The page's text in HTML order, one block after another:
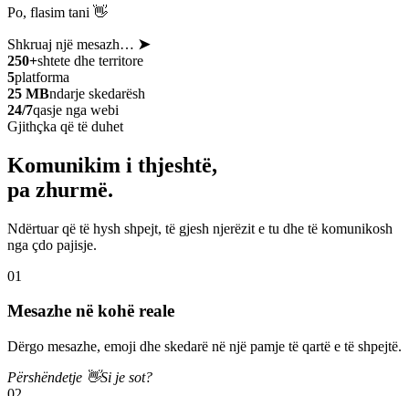
Po, flasim tani 👋
Shkruaj një mesazh… ➤
250+shtete dhe territore
5platforma
25 MBndarje skedarësh
24/7qasje nga webi
Gjithçka që të duhet
Komunikim i thjeshtë,
pa zhurmë.
Ndërtuar që të hysh shpejt, të gjesh njerëzit e tu dhe të komunikosh
nga çdo pajisje.
01
Mesazhe në kohë reale
Dërgo mesazhe, emoji dhe skedarë në një pamje të qartë e të shpejtë.
Përshëndetje 👋Si je sot?